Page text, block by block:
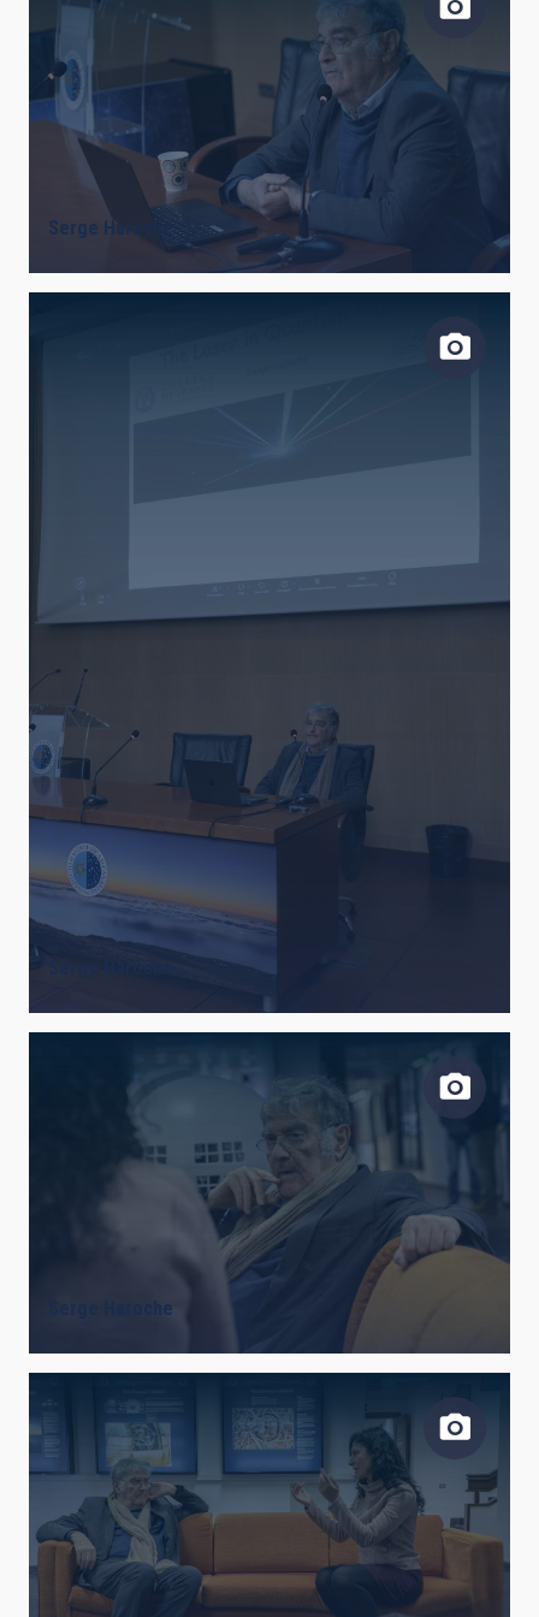
Serge Haroche
Serge Haroche